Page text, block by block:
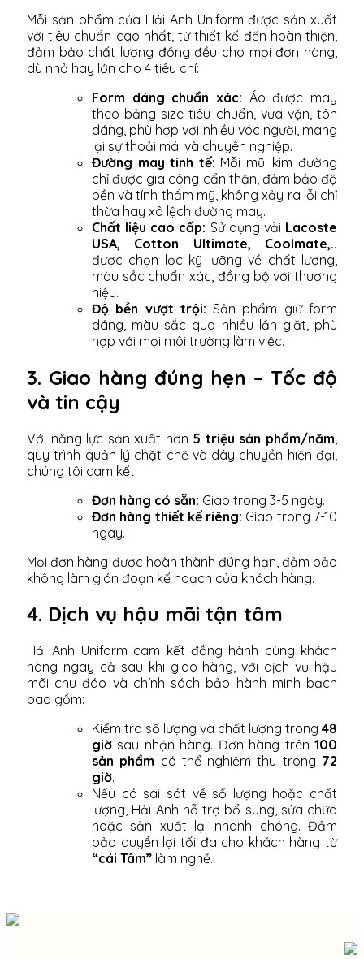
Mỗi sản phẩm của Hải Anh Uniform được sản xuất
với tiêu chuẩn cao nhất, từ thiết kế đến hoàn thiện,
đảm bảo chất lượng đồng đều cho mọi đơn hàng,
dù nhỏ hay lớn cho 4 tiêu chí:
Form dáng chuẩn xác: Áo được may
theo bảng size tiêu chuẩn, vừa vặn, tôn
dáng, phù hợp với nhiều vóc người, mang
lại sự thoải mái và chuyên nghiệp.
Đường may tinh tế: Mỗi mũi kim đường
chỉ được gia công cẩn thận, đảm bảo độ
bền và tính thẩm mỹ, không xảy ra lỗi chỉ
thừa hay xô lệch đường may.
Chất liệu cao cấp: Sử dụng vải Lacoste
USA, Cotton Ultimate, Coolmate,..
được chọn lọc kỹ lưỡng về chất lượng,
màu sắc chuẩn xác, đồng bộ với thương
hiệu.
Độ bền vượt trội: Sản phẩm giữ form
dáng, màu sắc qua nhiều lần giặt, phù
hợp với mọi môi trường làm việc.
3. Giao hàng đúng hẹn – Tốc độ
và tin cậy
Với năng lực sản xuất hơn 5 triệu sản phẩm/năm
quy trình quản lý chặt chẽ và dây chuyền hiện đại,
chúng tôi cam kết:
Đơn hàng có sẵn: Giao trong 3-5 ngày.
Đơn hàng thiết kế riêng: Giao trong 7-10
ngày.
Mọi đơn hàng được hoàn thành đúng hạn, đảm bảo
không làm gián đoạn kế hoạch của khách hàng.
4. Dịch vụ hậu mãi tận tâm
Hải Anh Uniform cam kết đồng hành cùng khách
hàng ngay cả sau khi giao hàng, với dịch vụ hậu
mãi chu đáo và chính sách bảo hành minh bạch
bao gồm:
Kiểm tra số lượng và chất lượng trong 48
giờ sau nhận hàng. Đơn hàng trên 100
sản phẩm có thể nghiệm thu trong 72
giờ.
Nếu có sai sót về số lượng hoặc chất
lượng, Hải Anh hỗ trợ bổ sung, sửa chữa
hoặc sản xuất lại nhanh chóng. Đảm
bảo quyền lợi tối đa cho khách hàng từ
“cái Tâm” làm nghề.